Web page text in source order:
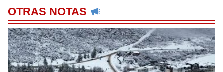
OTRAS NOTAS